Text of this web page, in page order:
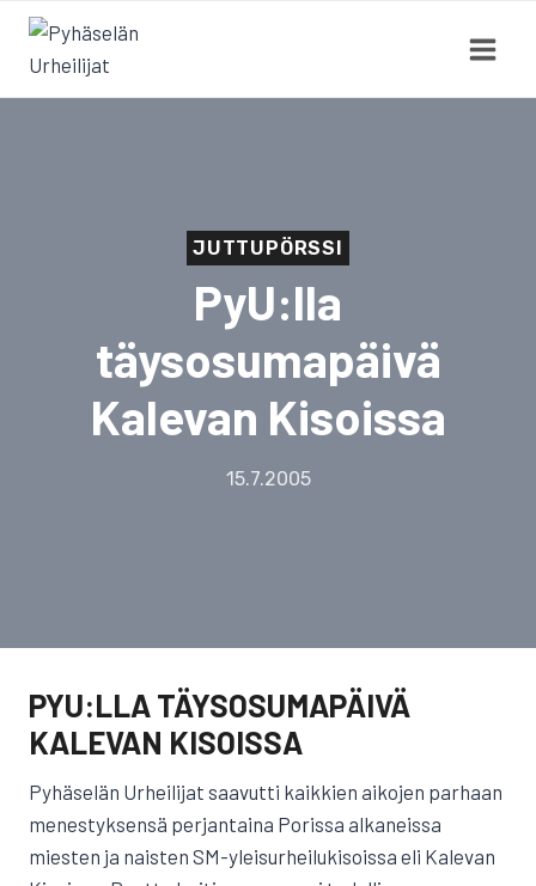
Siirry
sisältöön
JUTTUPÖRSSI
PyU:lla
täysosumapäivä
Kalevan Kisoissa
15.7.2005
PYU:LLA TÄYSOSUMAPÄIVÄ
KALEVAN KISOISSA
Pyhäselän Urheilijat saavutti kaikkien aikojen parhaan
menestyksensä perjantaina Porissa alkaneissa
miesten ja naisten SM-yleisurheilukisoissa eli Kalevan